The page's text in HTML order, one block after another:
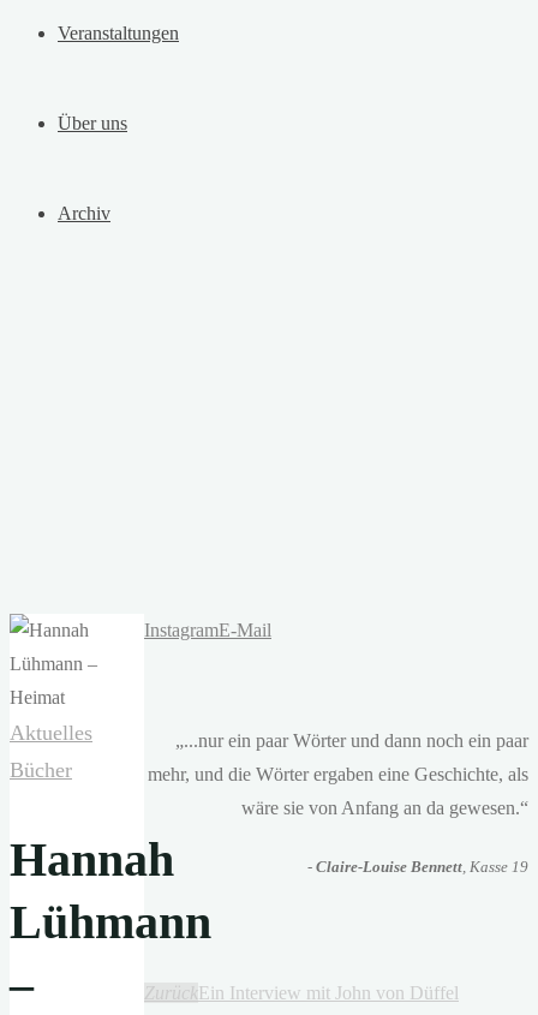
Veranstaltungen
Über uns
Archiv
Aktuelles
Bücher
Hannah
Lühmann
–
InstagramE-Mail
„...nur ein paar Wörter und dann noch ein paar
mehr, und die Wörter ergaben eine Geschichte, als
wäre sie von Anfang an da gewesen.“
- Claire-Louise Bennett, Kasse 19
ZurückEin Interview mit John von Düffel